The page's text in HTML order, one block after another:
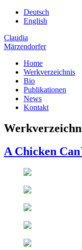
Deutsch
English
Claudia
Märzendorfer
Home
Werkverzeichnis
Bio
Publikationen
News
Kontakt
A Chicken